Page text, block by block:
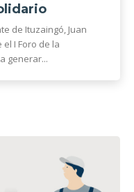
de Ituzaingó, Juan
I Foro de la
generar...